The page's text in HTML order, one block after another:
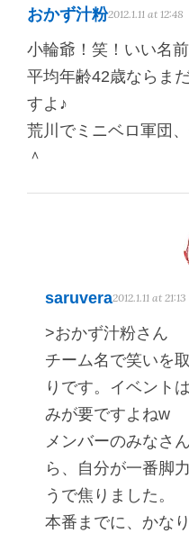
おかず汁粉2012.1.11 at 12:48
小輪爺！笑！いい名前
平均年齢42歳ならま
すよ♪
荒川でミニベロ軍団
＾
saruvera2012.1.11 at 21:13
>おかず汁粉さん
チーム名で笑いを
りです。イベント
みが要ですよねw
メンバーのみなさ
ら、自分が一番脚
うで焦りました。
本番までに、かな